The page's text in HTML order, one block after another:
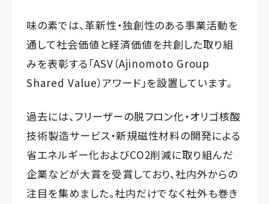
味の素では、革新性・独創性のある事業活動を
通して社会価値と経済価値を共創した取り組
みを表彰する「ASV（Ajinomoto Group
Shared Value）アワード」を設置しています。
過去には、フリーザーの脱フロン化・オリゴ核酸
技術製造サービス・新規磁性材料の開発による
省エネルギー化およびCO2削減に取り組んだ
企業などが大賞を受賞しており、社内外からの
注目を集めました。社内だけでなく社外も巻き